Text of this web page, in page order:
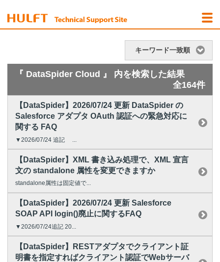
キーワード一致順
『 DataSpider Cloud 』 内を検索した結果
全164件
【DataSpider】2026/07/24 更新 DataSpider の
Salesforce アダプタ OAuth 認証への緊急対応に
関する FAQ
▼2026/07/24 追記 ...
【DataSpider】XML 書き込み処理で、XML 宣言
文の standalone 属性を変更できますか
standalone属性は固定値で...
【DataSpider】2026/07/24 更新 Salesforce
SOAP API login()廃止に関するFAQ
▼2026/07/24追記 20...
【DataSpider】RESTアダプタでクライアント証
明書を指定すればクライアント認証でWebサーバ